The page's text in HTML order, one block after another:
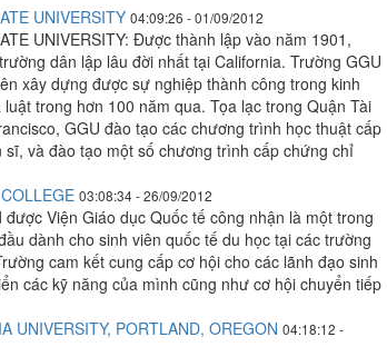
UNIVERSITY 04:09:26 - 01/09/2012
UNIVERSITY: Được thành lập vào năm 1901,
dân lập lâu đời nhất tại California. Trường GGU
xây dựng được sự nghiệp thành công trong kinh
trong hơn 100 năm qua. Tọa lạc trong Quận Tài
GGU đào tạo các chương trình học thuật cấp
và đào tạo một số chương trình cấp chứng chỉ
03:08:34 - 26/09/2012
Viện Giáo dục Quốc tế công nhận là một trong
dành cho sinh viên quốc tế du học tại các trường
cam kết cung cấp cơ hội cho các lãnh đạo sinh
các kỹ năng của mình cũng như cơ hội chuyển tiếp
UNIVERSITY, PORTLAND, OREGON 04:18:12 -